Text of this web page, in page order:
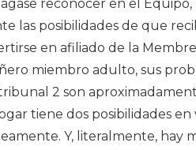
reconocer en el
las posibilidades de que
en afiliado de la
miembro adulto, sus
2 son
tiene dos posibilidades en
Y, literalmente, hay